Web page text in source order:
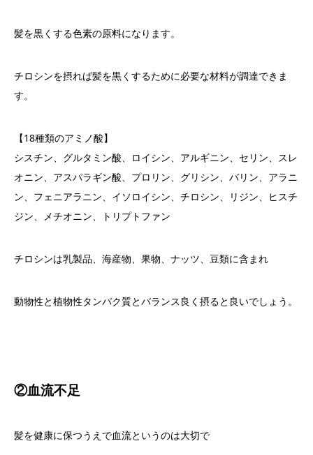
髪を黒くする色素の原料になります。
チロシンを摂れば髪を黒くするために必要な材料が調達できま
す。
【18種類のアミノ酸】
シスチン、グルタミン酸、ロイシン、アルギニン、セリン、スレ
オニン、アスパラギン酸、プロリン、グリシン、バリン、アラニ
ン、フェニアラニン、イソロイシン、チロシン、リジン、ヒスチ
ジン、メチオニン、トリプトファン
チロシンは乳製品、海産物、果物、ナッツ、豆類に含まれ
動物性と植物性タンパク質とバランス良く摂ると良いでしょう。
②血流不足
髪を健康に保つうえで血流というのは大切で